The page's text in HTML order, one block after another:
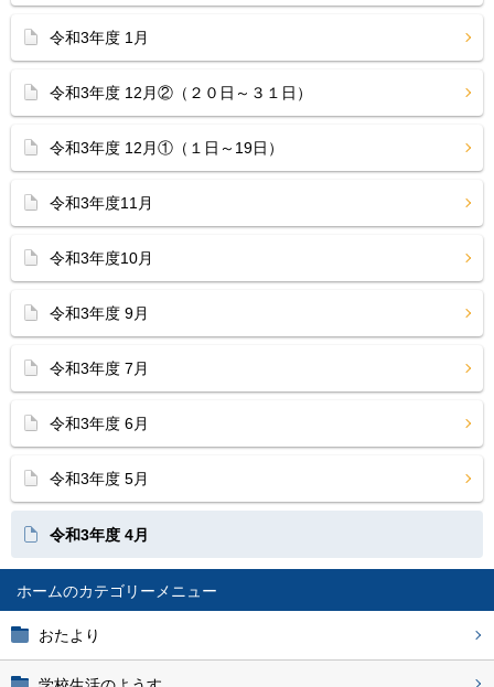
ホーム
おたより
令和3年度 1月
令和3年度 12月②（２０日～３１日）
令和3年度 12月①（１日～19日）
令和3年度11月
令和3年度10月
令和3年度 9月
令和3年度 7月
令和3年度 6月
令和3年度 5月
令和3年度 4月